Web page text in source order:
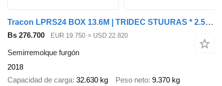
Tracon LPRS24 BOX 13.6M | TRIDEC STUURAS * 2.5T LAADKLEP * LIFTAS * LZV
Bs 276.700 EUR 19.750 ≈ USD 22.820
Semirremolque furgón
2018
Capacidad de carga 32.630 kg Peso neto 9.370 kg